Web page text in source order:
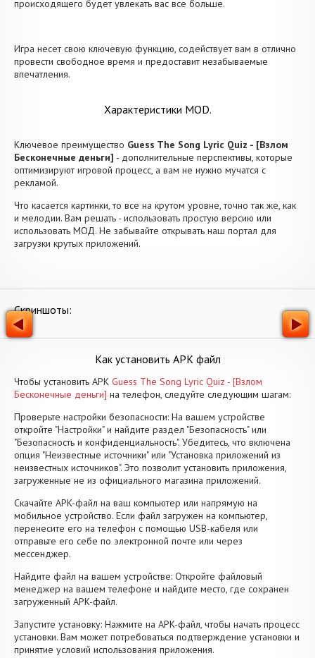
происходящего будет увлекать вас все больше.
Игра несет свою ключевую функцию, содействует вам в отлично
провести свободное время и предоставит незабываемые
впечатления.
Характеристики MOD.
Ключевое преимущество Guess The Song Lyric Quiz - [Взлом
Бесконечные деньги] - дополнительные перспективы, которые
оптимизируют игровой процесс, а вам не нужно мучатся с
рекламой.
Что касается картинки, то все на крутом уровне, точно так же, как
и мелодии. Вам решать - использовать простую версию или
использовать МОД. Не забывайте открывать наш портал для
загрузки крутых приложений.
Скриншоты:
Как установить APK файл
Чтобы установить APK Guess The Song Lyric Quiz - [Взлом
Бесконечные деньги] на телефон, следуйте следующим шагам:
Проверьте настройки безопасности: На вашем устройстве
откройте "Настройки" и найдите раздел "Безопасность" или
"Безопасность и конфиденциальность". Убедитесь, что включена
опция "Неизвестные источники" или "Установка приложений из
неизвестных источников". Это позволит установить приложения,
загруженные не из официального магазина приложений.
Скачайте APK-файл на ваш компьютер или напрямую на
мобильное устройство. Если файл загружен на компьютер,
перенесите его на телефон с помощью USB-кабеля или
отправьте его себе по электронной почте или через
мессенджер.
Найдите файл на вашем устройстве: Откройте файловый
менеджер на вашем телефоне и найдите место, где сохранен
загруженный APK-файл.
Запустите установку: Нажмите на APK-файл, чтобы начать процесс
установки. Вам может потребоваться подтверждение установки и
принятие условий использования приложения.